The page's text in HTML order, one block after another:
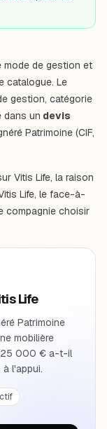
mode de gestion et
catalogue. Le
gestion, catégorie
dans un devis
Patrimoine (CIF,
Vitis Life, la raison
Life, le face-à-
compagnie choisir
Life
Patrimoine
mobilière
000 € a-t-il
l'appui.